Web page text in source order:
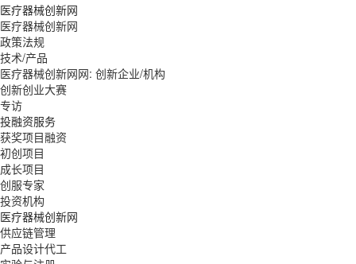
医疗器械创新网
医疗器械创新网
政策法规
技术/产品
医疗器械创新网网: 创新企业/机构
创新创业大赛
专访
投融资服务
获奖项目融资
初创项目
成长项目
创服专家
投资机构
医疗器械创新网
供应链管理
产品设计代工